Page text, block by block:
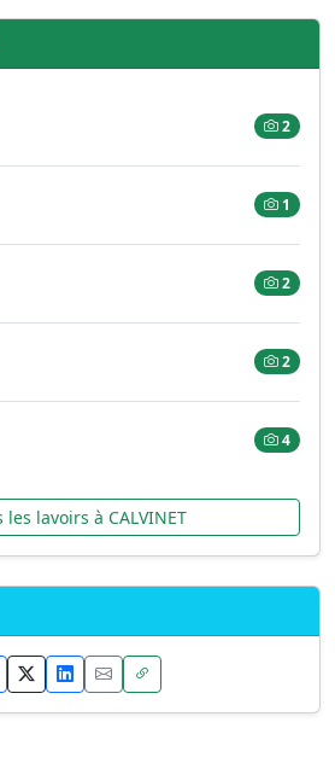
2
1
2
2
4
les lavoirs à CALVINET